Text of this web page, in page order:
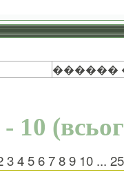
������
10
3 4 5 6 7 8 9 10...